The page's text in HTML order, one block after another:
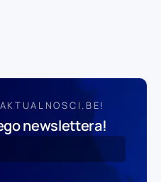
newslettera!